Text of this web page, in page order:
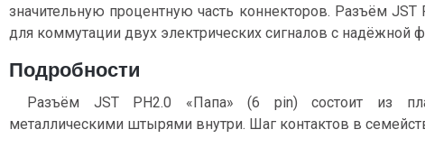
значительную процентную часть коннекторов. Разъём JST
для коммутации двух электрических сигналов c надёжной
Подробности
Разъём JST PH2.0 «Папа» (6 pin) состоит из
металлическими штырями внутри. Шаг контактов в